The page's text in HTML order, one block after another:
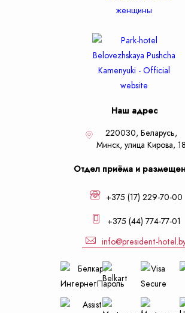
Наш адрес
220030, Беларусь,
Минск, улица Кирова, 18
Отдел приёма и
+375 (17) 229-70-00
+375 (44) 774-77-01
info@president-